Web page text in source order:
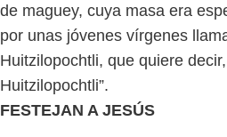
de maguey, cuya masa era
por unas jóvenes vírgenes
Huitzilopochtli, que quiere
Huitzilopochtli”.
FESTEJAN A JESÚS